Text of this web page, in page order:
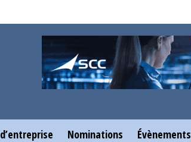
Nominations Évènements